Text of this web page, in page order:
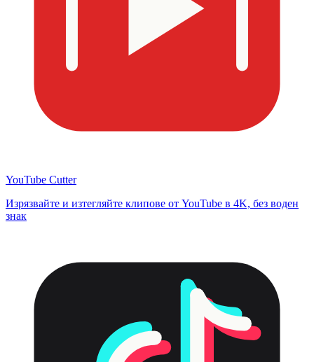
YouTube Cutter
Изрязвайте и изтегляйте клипове от YouTube в 4K, без воден
знак